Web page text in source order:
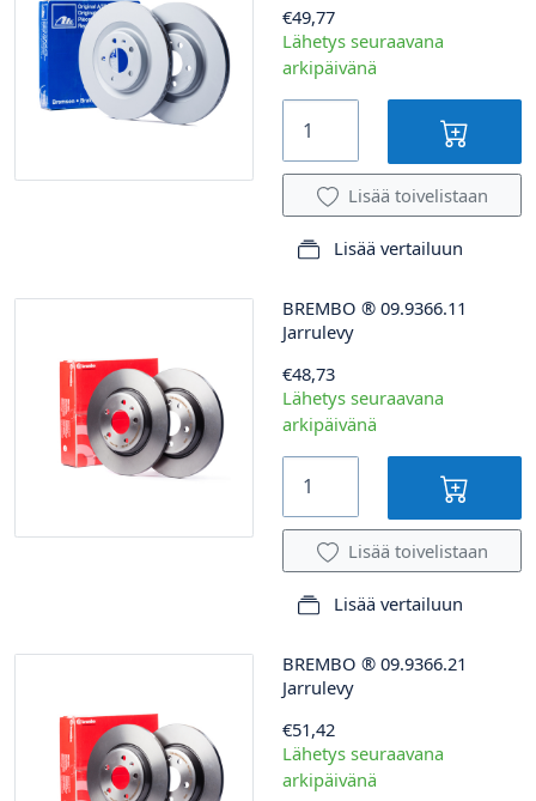
€49,77
Lähetys seuraavana
arkipäivänä
Lisää toivelistaan
Lisää vertailuun
BREMBO ® 09.9366.11
Jarrulevy
€48,73
Lähetys seuraavana
arkipäivänä
Lisää toivelistaan
Lisää vertailuun
BREMBO ® 09.9366.21
Jarrulevy
€51,42
Lähetys seuraavana
arkipäivänä